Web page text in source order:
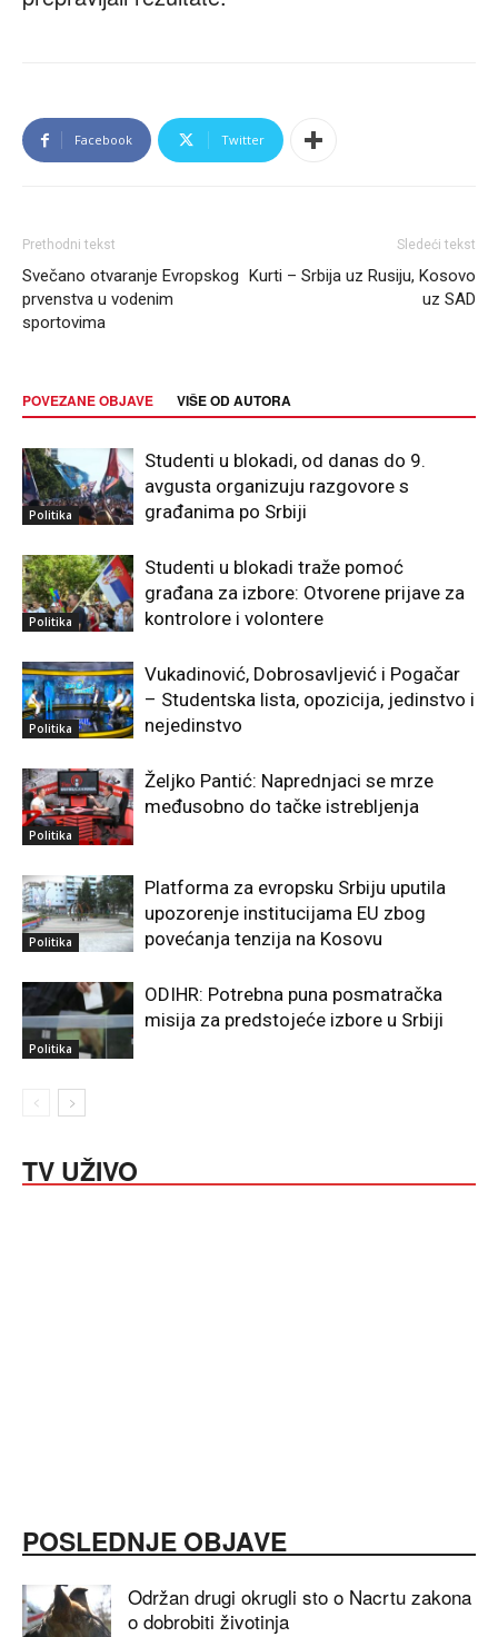
Facebook Twitter
Prethodni tekst
Svečano otvaranje Evropskog
prvenstva u vodenim
sportovima
Sledeći tekst
Kurti – Srbija uz Rusiju, Kosovo
uz SAD
POVEZANE OBJAVE VIŠE OD AUTORA
Politika
Studenti u blokadi, od danas do 9.
avgusta organizuju razgovore s
građanima po Srbiji
Politika
Studenti u blokadi traže pomoć
građana za izbore: Otvorene prijave za
kontrolore i volontere
Politika
Vukadinović, Dobrosavljević i Pogačar
– Studentska lista, opozicija, jedinstvo i
nejedinstvo
Politika
Željko Pantić: Naprednjaci se mrze
međusobno do tačke istrebljenja
Politika
Platforma za evropsku Srbiju uputila
upozorenje institucijama EU zbog
povećanja tenzija na Kosovu
Politika
ODIHR: Potrebna puna posmatračka
misija za predstojeće izbore u Srbiji
TV UŽIVO
POSLEDNJE OBJAVE
Održan drugi okrugli sto o Nacrtu zakona
o dobrobiti životinja